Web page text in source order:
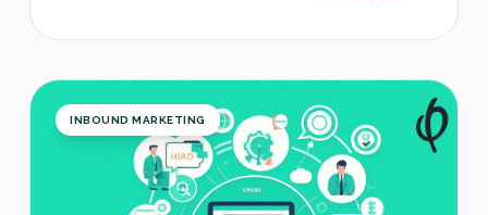
Guía de Inbound Marketing
INBOUND MARKETING